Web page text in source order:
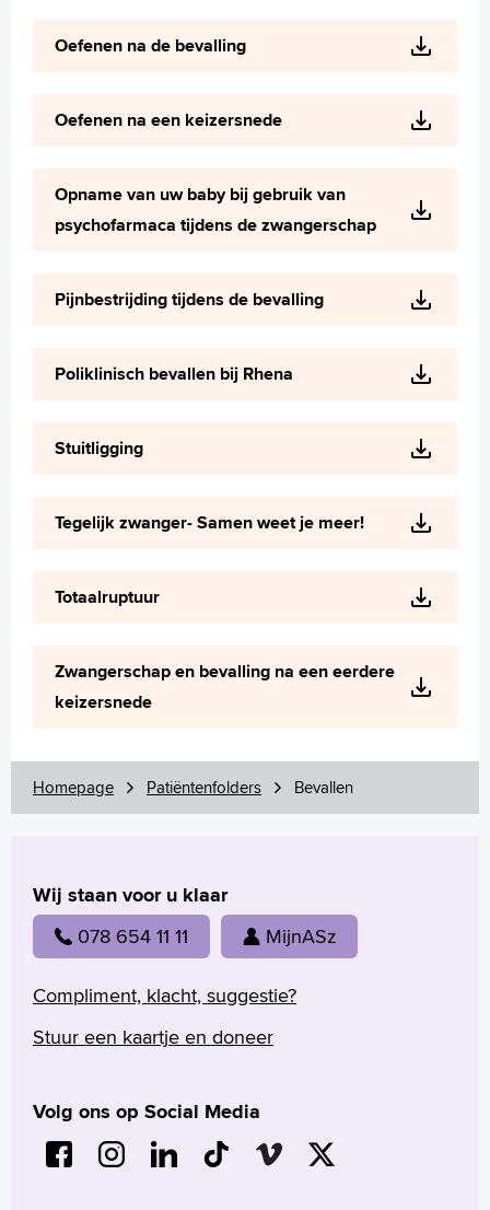
Oefenen na de bevalling
Oefenen na een keizersnede
Opname van uw baby bij gebruik van
psychofarmaca tijdens de zwangerschap
Pijnbestrijding tijdens de bevalling
Poliklinisch bevallen bij Rhena
Stuitligging
Tegelijk zwanger- Samen weet je meer!
Totaalruptuur
Zwangerschap en bevalling na een eerdere
keizersnede
Homepage Patiëntenfolders Bevallen
Wij staan voor u klaar
078 654 11 11 MijnASz
Compliment, klacht, suggestie?
Stuur een kaartje en doneer
Volg ons op Social Media